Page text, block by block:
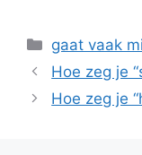
Categorieën
gaat vaak
Hoe zeg je
Hoe zeg je